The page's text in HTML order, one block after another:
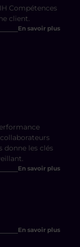
Compétences
client.
En savoir plus
donne les clés
En savoir plus
En savoir plus